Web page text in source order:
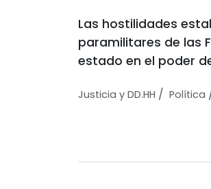
Las hostilidades
paramilitares de las
estado en el poder
Justicia y DD.HH / Política